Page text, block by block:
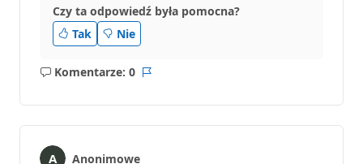
Czy ta odpowiedź była pomocna?
Tak
Nie
Komentarze: 0
Brak
Anonimowe